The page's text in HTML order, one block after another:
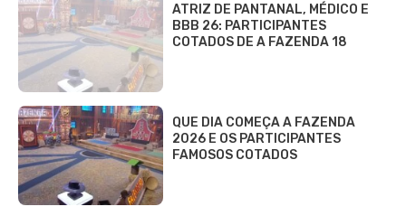
ATRIZ DE PANTANAL, MÉDICO E
BBB 26: PARTICIPANTES
COTADOS DE A FAZENDA 18
QUE DIA COMEÇA A FAZENDA
2026 E OS PARTICIPANTES
FAMOSOS COTADOS